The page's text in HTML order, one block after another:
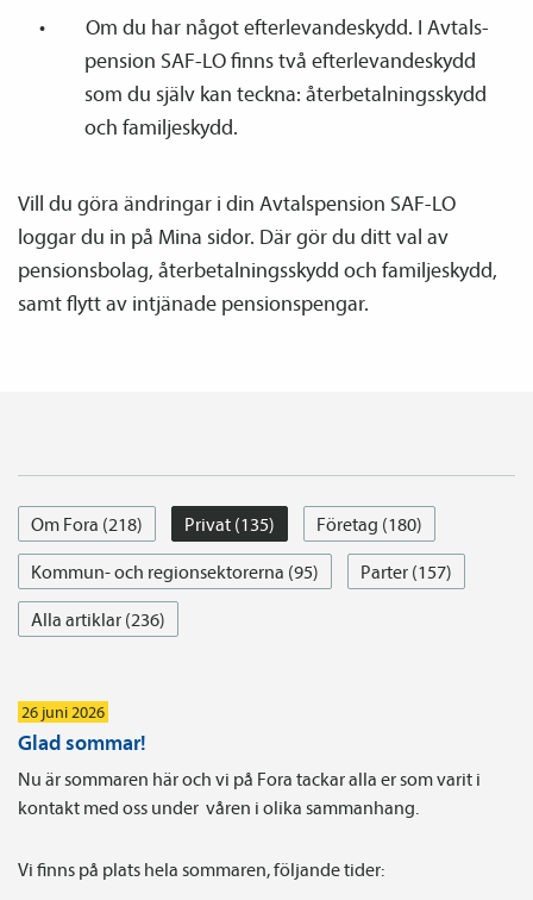
Om du har något efterlevandeskydd. I Avtals­
pension SAF-LO finns två efterlevandeskydd
som du själv kan teckna: återbetalnings­skydd
och familje­skydd.
Vill du göra ändringar i din Avtals­pension SAF-LO
loggar du in på Mina sidor. Där gör du ditt val av
pensions­bolag, återbetalnings­skydd och familje­skydd,
samt flytt av intjänade pensions­pengar.
Om Fora (218) Privat (135)
Företag (180)
Kommun- och regionsektorerna (95)
Parter (157)
Alla artiklar (236)
26 juni 2026
Glad sommar!
Nu är sommaren här och vi på Fora tackar alla er som varit i
kontakt med oss under våren i olika sammanhang.
Vi finns på plats hela sommaren, följande tider: